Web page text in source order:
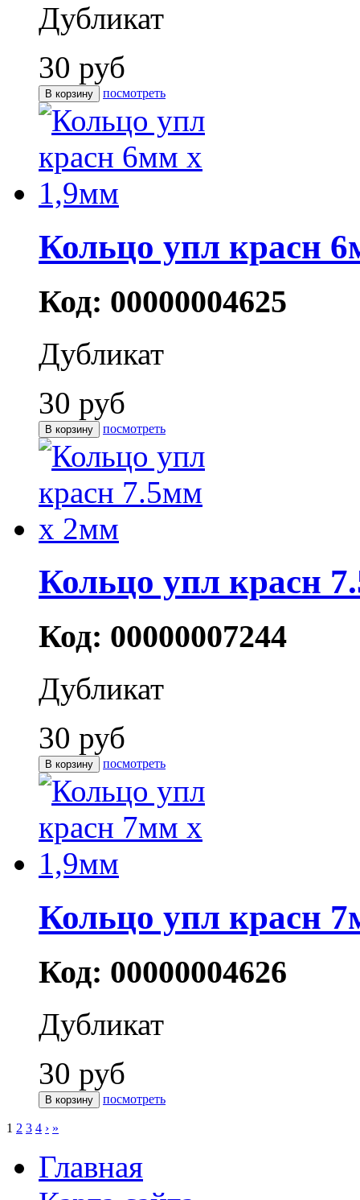
Дубликат
30 руб
посмотреть
Кольцо упл красн
Код: 00000004625
Дубликат
30 руб
посмотреть
Кольцо упл красн
Код: 00000007244
Дубликат
30 руб
посмотреть
Кольцо упл красн
Код: 00000004626
Дубликат
30 руб
посмотреть
1 2 3 4 › »
Главная